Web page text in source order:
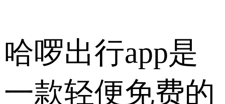
哈啰出行app是
一款轻便免费的